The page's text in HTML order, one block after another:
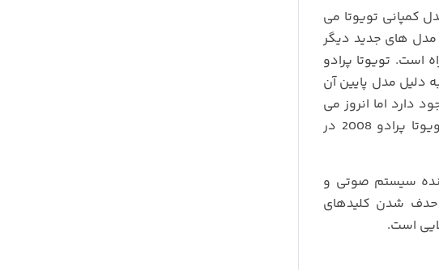
کمپانی تویوتا می
مدل های جدید دیگر
است. تویوتا پرادو
به دلیل مدل پایین آن
دارد اما انروز می
خواهیم بالاترین مدل موجود را به شما معرفی کنیم. با ما همراه باشید با معرفی مانیتور اندروید تسلا تویوتا پرادو 2008 در
تولید کننده سیستم صوتی و
حدف شدن کلیدهای
است.